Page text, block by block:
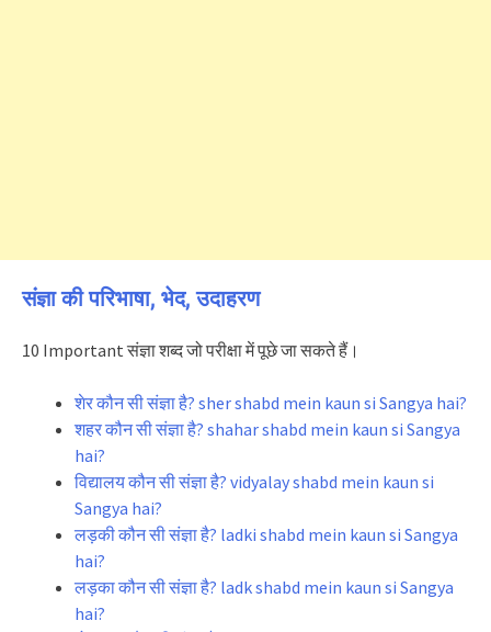
संज्ञा की परिभाषा, भेद, उदाहरण
10 Important संज्ञा शब्द जो परीक्षा में पूछे जा सकते हैं।
शेर कौन सी संज्ञा है? sher shabd mein kaun si Sangya hai?
शहर कौन सी संज्ञा है? shahar shabd mein kaun si Sangya
hai?
विद्यालय कौन सी संज्ञा है? vidyalay shabd mein kaun si
Sangya hai?
लड़की कौन सी संज्ञा है? ladki shabd mein kaun si Sangya
hai?
लड़का कौन सी संज्ञा है? ladk shabd mein kaun si Sangya
hai?